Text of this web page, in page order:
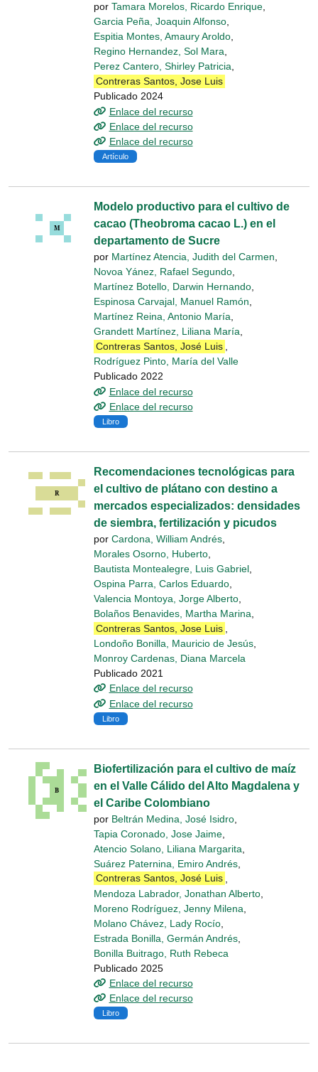
por Tamara Morelos, Ricardo Enrique,
Garcia Peña, Joaquin Alfonso,
Espitia Montes, Amaury Aroldo,
Regino Hernandez, Sol Mara,
Perez Cantero, Shirley Patricia,
Contreras Santos, Jose Luis
Publicado 2024
Enlace del recurso
Enlace del recurso
Enlace del recurso
Artículo
Modelo productivo para el cultivo de
cacao (Theobroma cacao L.) en el
departamento de Sucre
por Martínez Atencia, Judith del Carmen,
Novoa Yánez, Rafael Segundo,
Martínez Botello, Darwin Hernando,
Espinosa Carvajal, Manuel Ramón,
Martínez Reina, Antonio María,
Grandett Martínez, Liliana María,
Contreras Santos, José Luis ,
Rodríguez Pinto, María del Valle
Publicado 2022
Enlace del recurso
Enlace del recurso
Libro
Recomendaciones tecnológicas para
el cultivo de plátano con destino a
mercados especializados: densidades
de siembra, fertilización y picudos
por Cardona, William Andrés
Morales Osorno, Huberto
Bautista Montealegre, Luis Gabriel
Ospina Parra, Carlos Eduardo
Valencia Montoya, Jorge Alberto
Bolaños Benavides, Martha Marina
Contreras Santos, Jose Luis
Londoño Bonilla, Mauricio de Jesús
Monroy Cardenas, Diana Marcela
Publicado 2021
Enlace del recurso
Enlace del recurso
Libro
Biofertilización para el cultivo de maíz
en el Valle Cálido del Alto Magdalena y
el Caribe Colombiano
por Beltrán Medina, José Isidro
Tapia Coronado, Jose Jaime
Atencio Solano, Liliana Margarita
Suárez Paternina, Emiro Andrés
Contreras Santos, José Luis
Mendoza Labrador, Jonathan Alberto
Moreno Rodríguez, Jenny Milena
Molano Chávez, Lady Rocío
Estrada Bonilla, Germán Andrés
Bonilla Buitrago, Ruth Rebeca
Publicado 2025
Enlace del recurso
Enlace del recurso
Libro